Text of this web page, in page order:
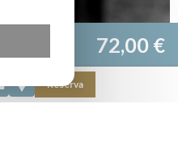
Reserva
72,00 €